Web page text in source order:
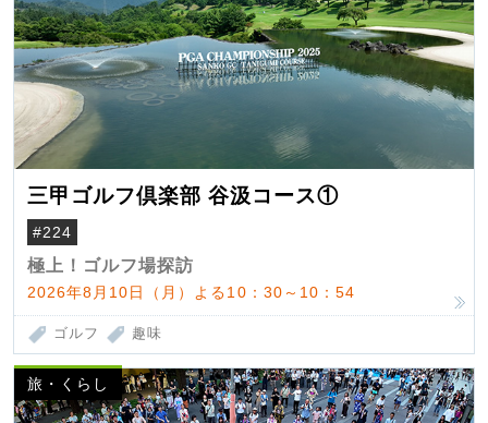
三甲ゴルフ倶楽部 谷汲コース①
#224
極上！ゴルフ場探訪
2026年8月10日（月）よる10：30～10：54
ゴルフ 趣味
旅・くらし